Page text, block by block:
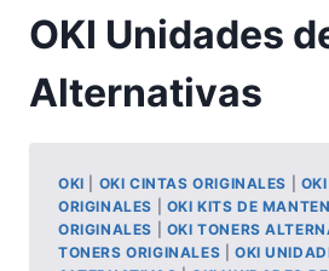
OKI Unidades
Alternativas
OKI OKI CINTAS ORIGINALES
ORIGINALES
OKI KITS DE
ORIGINALES
OKI TONERS
TONERS ORIGINALES
OKI